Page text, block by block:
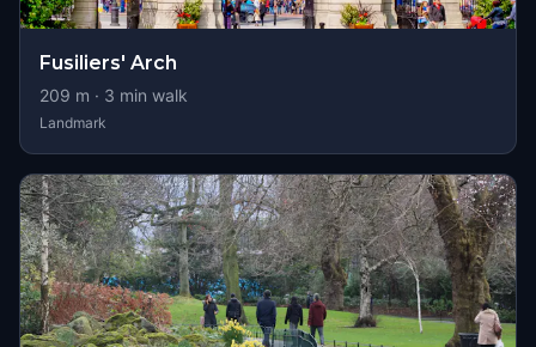
Fusiliers' Arch
209 m · 3 min walk
Landmark